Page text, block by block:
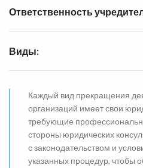
Ответственность
Виды:
Каждый вид прекращения
организаций имеет свои
требующие
стороны юридических
с законодательством и
указанных процедур, чтобы